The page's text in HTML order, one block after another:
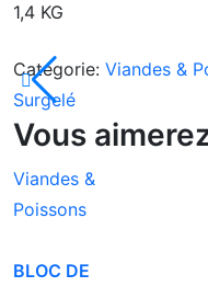
1,4 KG
Catégorie: Viandes &
Surgelé
Vous
Viandes &
Poissons
BLOC DE